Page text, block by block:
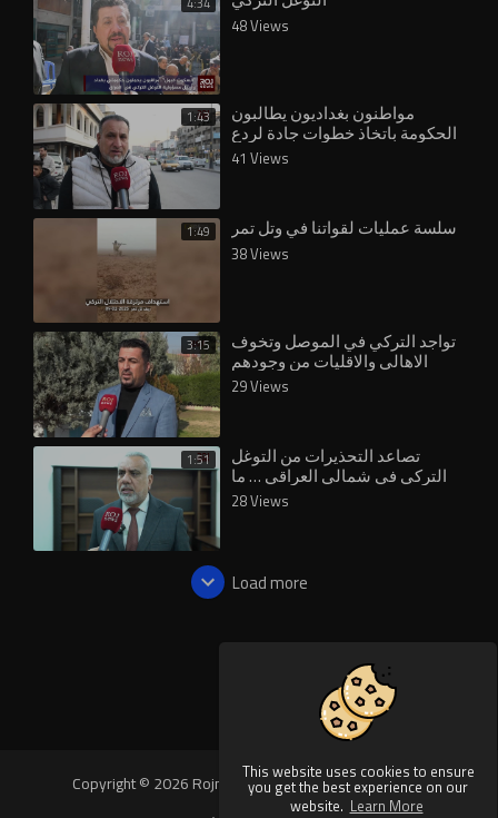
This website uses cookies to ensure
you get the best experience on our
website. Learn More
48 Views
1:43 مواطنون بغداديون يطالبون
الحكومة باتخاذ خطوات جادة لردع
الاحتلال التركي
41 Views
1:49 سلسة عمليات لقواتنا في وتل تمر
38 Views
3:15 تواجد التركي في الموصل وتخوف
الاهالي والاقليات من وجودهم
29 Views
1:51 تصاعد التحذيرات من التوغل
التركي في شمالي العراقي … ما
سبب -صمت- بغداد ؟- 28 Views
Load more
Copyright © 2026 Rojnews Video. All rights reserved.